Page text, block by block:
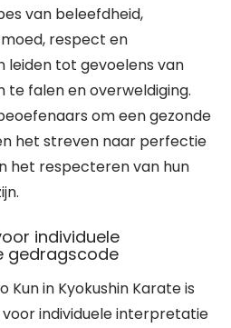
van beleefdheid,
respect en
leiden tot gevoelens van
te falen en overweldiging.
om een gezonde
het streven naar perfectie
het respecteren van hun
individuele
gedragscode
Kun in Kyokushin Karate is
individuele interpretatie